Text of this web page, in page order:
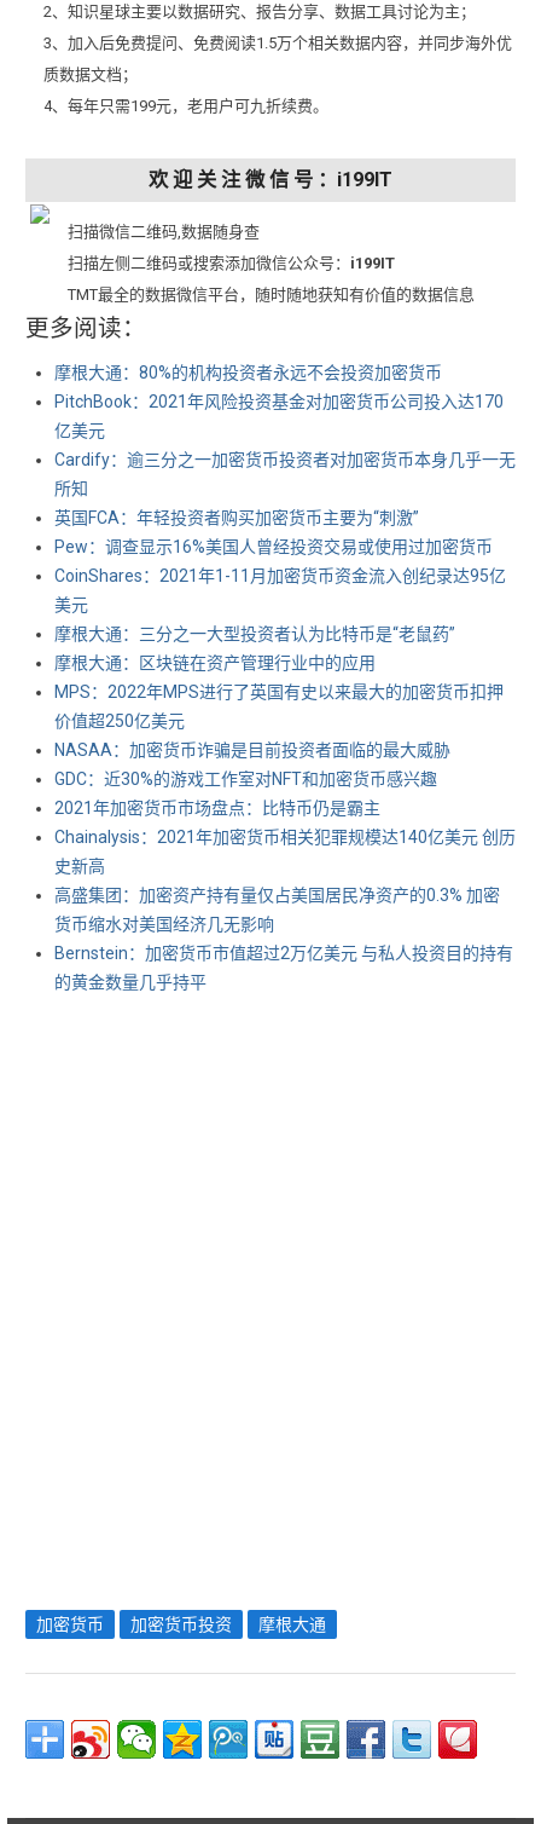
2、知识星球主要以数据研究、报告分享、数据工具讨论为主；
3、加入后免费提问、免费阅读1.5万个相关数据内容，并同步海外优
质数据文档；
4、每年只需199元，老用户可九折续费。
欢 迎 关 注 微 信 号 ：i199IT
扫描微信二维码,数据随身查
扫描左侧二维码或搜索添加微信公众号： i199IT
TMT最全的数据微信平台，随时随地获知有价值的数据信息
更多阅读：
摩根大通：80%的机构投资者永远不会投资加密货币
PitchBook：2021年风险投资基金对加密货币公司投入达170
亿美元
Cardify：逾三分之一加密货币投资者对加密货币本身几乎一无
所知
英国FCA：年轻投资者购买加密货币主要为“刺激”
Pew：调查显示16%美国人曾经投资交易或使用过加密货币
CoinShares：2021年1-11月加密货币资金流入创纪录达95亿
美元
摩根大通：三分之一大型投资者认为比特币是“老鼠药”
摩根大通：区块链在资产管理行业中的应用
MPS：2022年MPS进行了英国有史以来最大的加密货币扣押
价值超250亿美元
NASAA：加密货币诈骗是目前投资者面临的最大威胁
GDC：近30%的游戏工作室对NFT和加密货币感兴趣
2021年加密货币市场盘点：比特币仍是霸主
Chainalysis：2021年加密货币相关犯罪规模达140亿美元 创历
史新高
高盛集团：加密资产持有量仅占美国居民净资产的0.3% 加密
货币缩水对美国经济几无影响
Bernstein：加密货币市值超过2万亿美元 与私人投资目的持有
的黄金数量几乎持平
加密货币 加密货币投资 摩根大通